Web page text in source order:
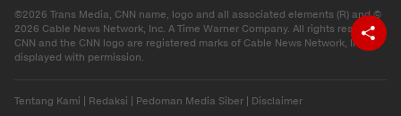
©2026 Trans Media, CNN name, logo and all associated elements (R) and ©
2026 Cable News Network, Inc. A Time Warner Company. All rights reserved.
CNN and the CNN logo are registered marks of Cable News Network, Inc.,
displayed with permission.
Tentang Kami | Redaksi | Pedoman Media Siber | Disclaimer